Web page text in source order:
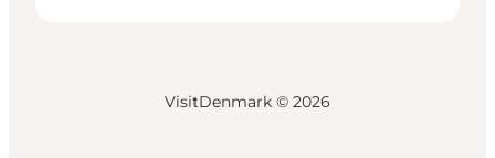
VisitDenmark © 2026